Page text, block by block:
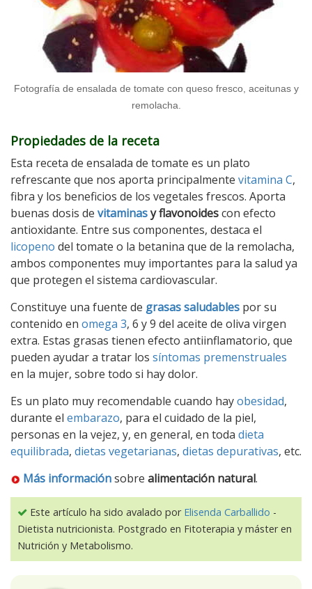
Fotografía de ensalada de tomate con queso fresco, aceitunas y
remolacha.
Propiedades de la receta
Esta receta de ensalada de tomate es un plato
refrescante que nos aporta principalmente vitamina C,
fibra y los beneficios de los vegetales frescos. Aporta
buenas dosis de vitaminasy flavonoidescon efecto
antioxidante. Entre sus componentes, destaca el
licopeno del tomate o la betanina que de la remolacha,
ambos componentes muy importantes para la salud ya
que protegen el sistema cardiovascular.
Constituye una fuente de grasas saludables por su
contenido en omega 3, 6 y 9 del aceite de oliva virgen
extra. Estas grasas tienen efecto antiinflamatorio, que
pueden ayudar a tratar los síntomas premenstruales
en la mujer, sobre todo si hay dolor.
Es un plato muy recomendable cuando hayobesidad,
durante el embarazo, para el cuidado de la piel,
personas en la vejez, y, en general, en toda dieta
equilibrada, dietas vegetarianas, dietas depurativas, etc.
Más informaciónsobre alimentación natural.
Este artículo ha sido avalado por Elisenda Carballido -
Dietista nutricionista. Postgrado en Fitoterapia y máster en
Nutrición y Metabolismo.